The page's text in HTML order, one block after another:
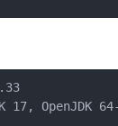
17, OpenJDK